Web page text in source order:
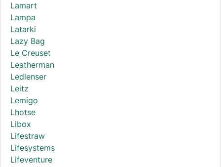
Lamart
Lampa
Latarki
Lazy Bag
Le Creuset
Leatherman
Ledlenser
Leitz
Lemigo
Lhotse
Libox
Lifestraw
Lifesystems
Lifeventure